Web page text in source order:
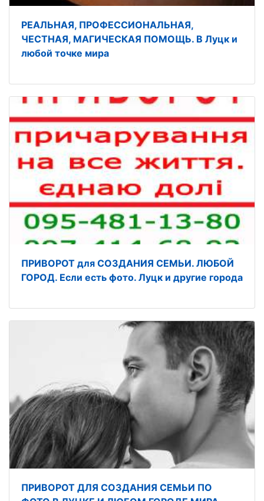
РЕАЛЬНАЯ, ПРОФЕССИОНАЛЬНАЯ,
ЧЕСТНАЯ, МАГИЧЕСКАЯ ПОМОЩЬ. В Луцк и
любой точке мира
ПРИВОРОТ для СОЗДАНИЯ СЕМЬИ. ЛЮБОЙ
ГОРОД. Если есть фото. Луцк и другие города
ПРИВОРОТ ДЛЯ СОЗДАНИЯ СЕМЬИ ПО